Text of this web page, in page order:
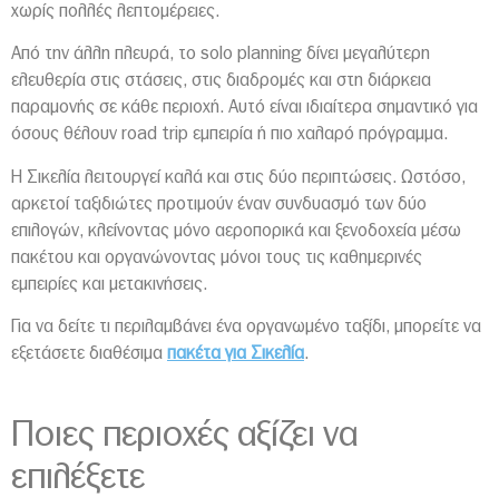
χωρίς πολλές λεπτομέρειες.
Από την άλλη πλευρά, το solo planning δίνει μεγαλύτερη
ελευθερία στις στάσεις, στις διαδρομές και στη διάρκεια
παραμονής σε κάθε περιοχή. Αυτό είναι ιδιαίτερα σημαντικό για
όσους θέλουν road trip εμπειρία ή πιο χαλαρό πρόγραμμα.
Η Σικελία λειτουργεί καλά και στις δύο περιπτώσεις. Ωστόσο,
αρκετοί ταξιδιώτες προτιμούν έναν συνδυασμό των δύο
επιλογών, κλείνοντας μόνο αεροπορικά και ξενοδοχεία μέσω
πακέτου και οργανώνοντας μόνοι τους τις καθημερινές
εμπειρίες και μετακινήσεις.
Για να δείτε τι περιλαμβάνει ένα οργανωμένο ταξίδι, μπορείτε να
εξετάσετε διαθέσιμα πακέτα για Σικελία.
Ποιες περιοχές αξίζει να
επιλέξετε